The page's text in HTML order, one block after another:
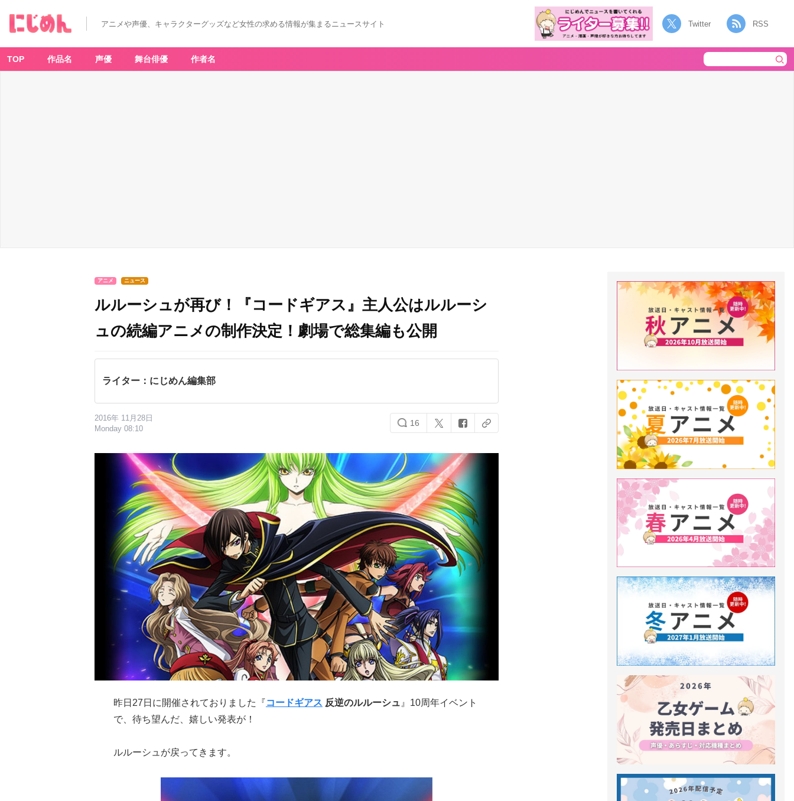
アニメや声優、キャラクターグッズなど女性の求める情報が集まるニュースサイト Twitter RSS
TOP 作品名 声優 舞台俳優 作者名
アニメ ニュース
ルルーシュが再び！『コードギアス』主人公はルルーシ
ュの続編アニメの制作決定！劇場で総集編も公開
ライター：にじめん編集部
2016年 11月28日
Monday 08:10
16
昨日27日に開催されておりました『コードギアス 反逆のルルーシュ 』10周年イベント
で、待ち望んだ、嬉しい発表が！
ルルーシュが戻ってきます。